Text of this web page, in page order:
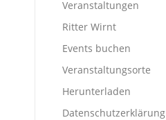
Veranstaltungen
Ritter Wirnt
Events buchen
Veranstaltungsorte
Herunterladen
Datenschutzerklärung